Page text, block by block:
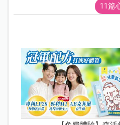
11篇